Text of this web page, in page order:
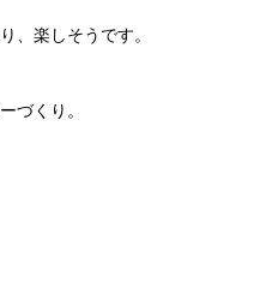
、楽しそうです。
づくり。